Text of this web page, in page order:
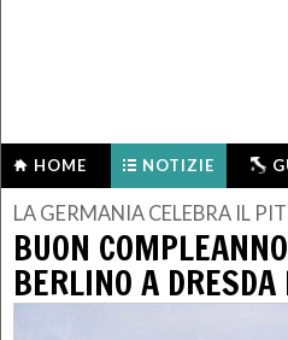
HOME NOTIZIE
LA GERMANIA CELEBRA IL
BUON
BERLINO A